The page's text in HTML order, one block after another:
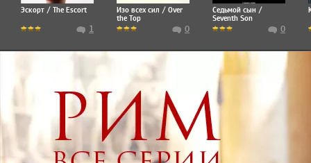
Эскорт / The Escort
1
Изо всех сил / Over
the Top
0
Седьмой сын /
Seventh Son
0